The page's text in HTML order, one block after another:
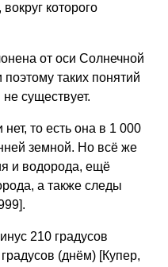
которого
от оси Солнечной
таких понятий
существует.
то есть она в 1 000
земной. Но всё же
и водорода, ещё
а также следы
210 градусов
(днём) [Купер,